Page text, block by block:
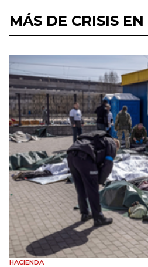
MÁS DE CRISIS
HACIENDA